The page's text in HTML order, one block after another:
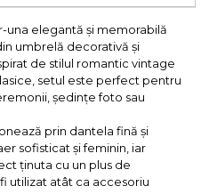
una elegantă și memorabilă
umbrelă decorativă și
de stilul romantic vintage
setul este perfect pentru
ședințe foto sau
prin dantela fină și
sofisticat și feminin, iar
ținuta cu un plus de
utilizat atât ca accesoriu